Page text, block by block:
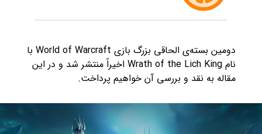
دومین بسته‌ی الحاقی بزرگ بازی World of Warcraft با
نام Wrath of the Lich King اخیراً منتشر شد و در این
مقاله به نقد و بررسی آن خواهیم پرداخت.